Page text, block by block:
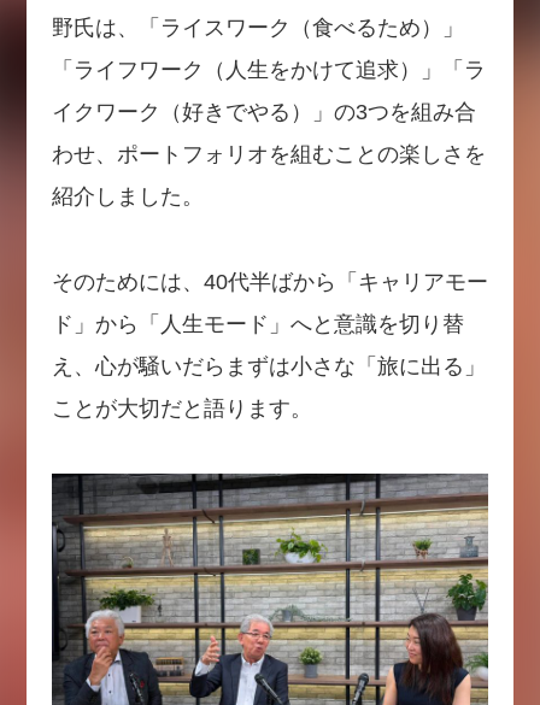
野氏は、「ライスワーク（食べるため）」
「ライフワーク（人生をかけて追求）」「ラ
イクワーク（好きでやる）」の3つを組み合
わせ、ポートフォリオを組むことの楽しさを
紹介しました。
そのためには、40代半ばから「キャリアモー
ド」から「人生モード」へと意識を切り替
え、心が騒いだらまずは小さな「旅に出る」
ことが大切だと語ります。